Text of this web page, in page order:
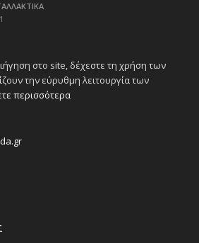
στο site, δέχεστε τη χρήση των
την εύρυθμη λειτουργία των
περισσότερα